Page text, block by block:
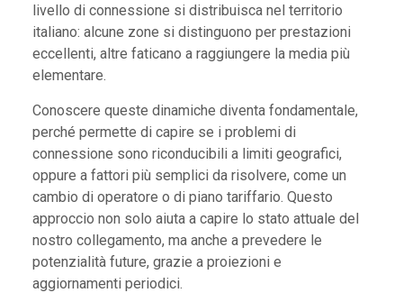
livello di connessione si distribuisca nel territorio
italiano: alcune zone si distinguono per prestazioni
eccellenti, altre faticano a raggiungere la media più
elementare.
Conoscere queste dinamiche diventa fondamentale,
perché permette di capire se i problemi di
connessione sono riconducibili a limiti geografici,
oppure a fattori più semplici da risolvere, come un
cambio di operatore o di piano tariffario. Questo
approccio non solo aiuta a capire lo stato attuale del
nostro collegamento, ma anche a prevedere le
potenzialità future, grazie a proiezioni e
aggiornamenti periodici.